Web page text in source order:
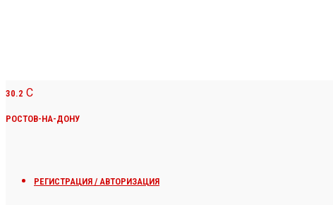
30.2 C
РОСТОВ-НА-ДОНУ
РЕГИСТРАЦИЯ / АВТОРИЗАЦИЯ